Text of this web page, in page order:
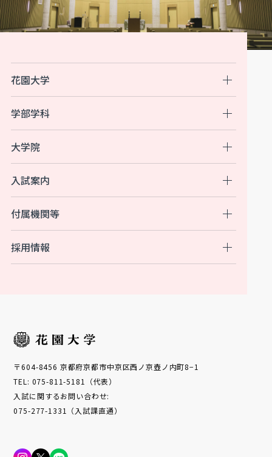
花園大学
入試案内
付属機関等
学部学科
大学院
採用情報
〒604-8456 京都府京都市中京区西ノ京壺ノ内町8−1
TEL: 075-811-5181（代表）
入試に関するお問い合わせ:
075-277-1331（入試課直通）